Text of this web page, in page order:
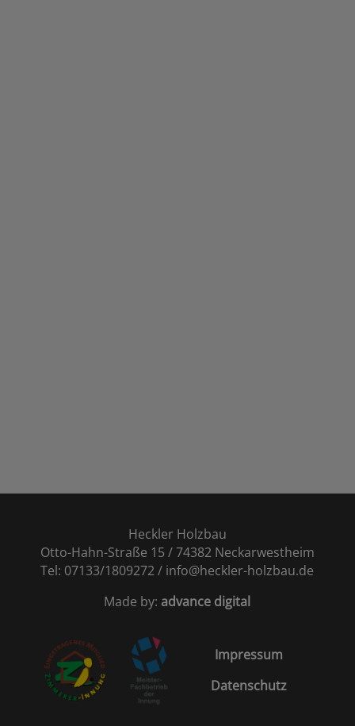
Heckler Holzbau
Otto-Hahn-Straße 15 / 74382 Neckarwestheim
Tel: 07133/1809272 / info@heckler-holzbau.de
Made by:advance digital
Impressum
Datenschutz